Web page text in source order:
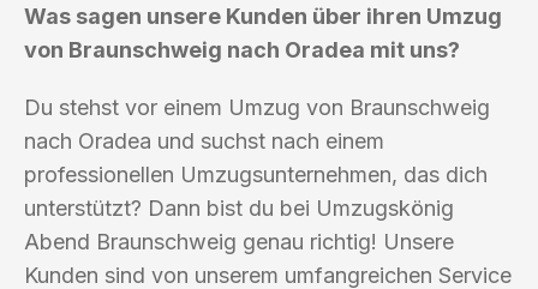
Was sagen unsere Kunden über ihren Umzug
von Braunschweig nach Oradea mit uns?
Du stehst vor einem Umzug von Braunschweig
nach Oradea und suchst nach einem
professionellen Umzugsunternehmen, das dich
unterstützt? Dann bist du bei Umzugskönig
Abend Braunschweig genau richtig! Unsere
Kunden sind von unserem umfangreichen Service